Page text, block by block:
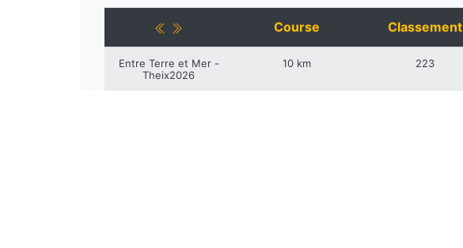
Course Classement
Entre Terre et Mer -
Theix2026
10 km 223